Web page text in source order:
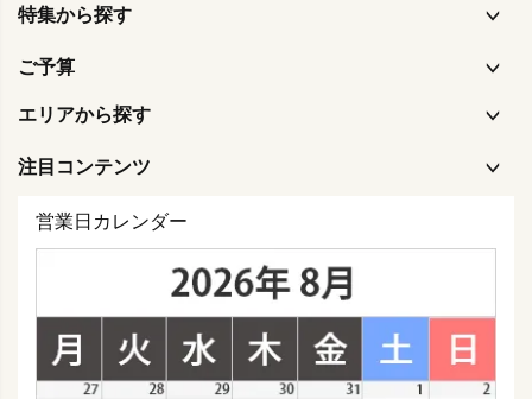
特集から探す
ご予算
エリアから探す
注目コンテンツ
営業日カレンダー